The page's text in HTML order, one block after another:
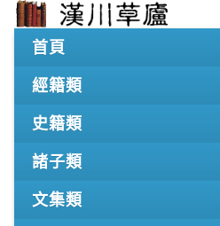
首頁
經籍類
史籍類
諸子類
文集類